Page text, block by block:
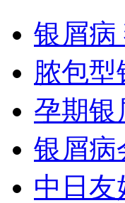
银屑病
脓包
孕期银
银屑病
中日